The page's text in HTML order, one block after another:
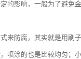
的影响，一般为了避免
来防腐，其实就是用刷
喷涂的也是比较均匀；